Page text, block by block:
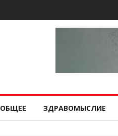
ОБЩЕЕ ЗДРАВОМЫСЛИЕ